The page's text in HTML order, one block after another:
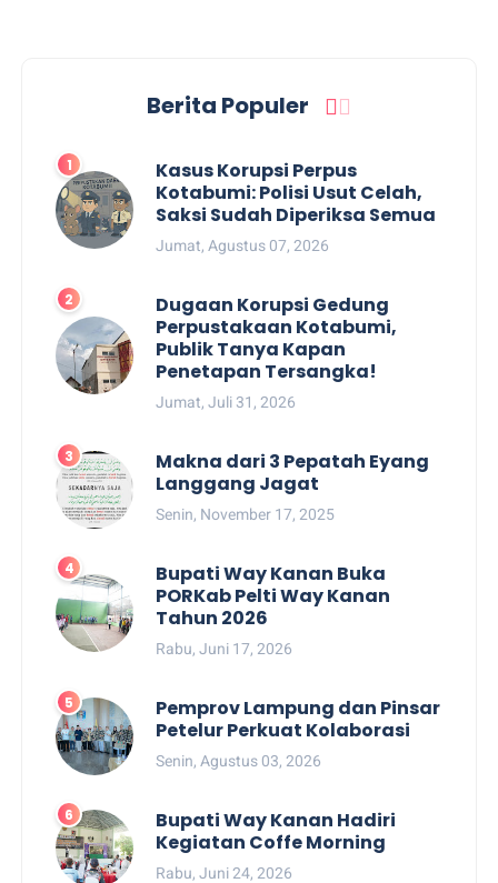
Berita Populer
Kasus Korupsi Perpus
Kotabumi: Polisi Usut Celah,
Saksi Sudah Diperiksa Semua
Jumat, Agustus 07, 2026
Dugaan Korupsi Gedung
Perpustakaan Kotabumi,
Publik Tanya Kapan
Penetapan Tersangka!
Jumat, Juli 31, 2026
Makna dari 3 Pepatah Eyang
Langgang Jagat
Senin, November 17, 2025
Bupati Way Kanan Buka
PORKab Pelti Way Kanan
Tahun 2026
Rabu, Juni 17, 2026
Pemprov Lampung dan Pinsar
Petelur Perkuat Kolaborasi
Senin, Agustus 03, 2026
Bupati Way Kanan Hadiri
Kegiatan Coffe Morning
Rabu, Juni 24, 2026